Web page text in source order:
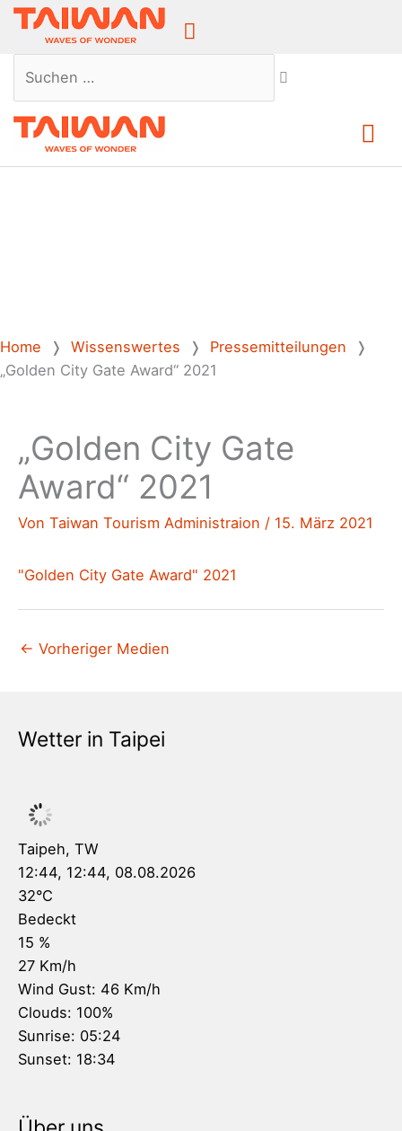
Above
Suchen …
Home ❭ Wissenswertes ❭ Pressemitteilungen ❭
„Golden City Gate Award“ 2021
„Golden City Gate
Award“ 2021
Von Taiwan Tourism Administraion / 15. März 2021
"Golden City Gate Award" 2021
← Vorheriger Medien
Wetter in Taipei
Taipeh, TW
12:44, 12:44, 08.08.2026
32°C
Bedeckt
15 %
27 Km/h
Wind Gust: 46 Km/h
Clouds: 100%
Sunrise: 05:24
Sunset: 18:34